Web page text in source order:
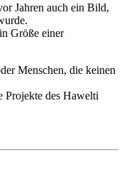
Jahren auch ein Bild,
Größe einer
Menschen, die keinen
des Hawelti